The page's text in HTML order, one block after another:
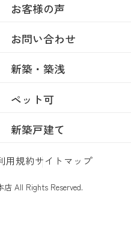
お客様の声
お問い合わせ
新築・築浅
ペット可
新築戸建て
用規約サイトマップ
All Rights Reserved.